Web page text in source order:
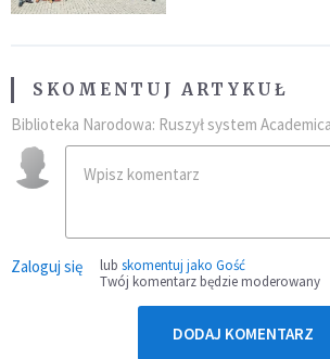
SKOMENTUJ ARTYKUŁ
Biblioteka Narodowa: Ruszył system Academica
Zaloguj się lub skomentuj jako Gość
Twój komentarz będzie moderowany
DODAJ KOMENTARZ